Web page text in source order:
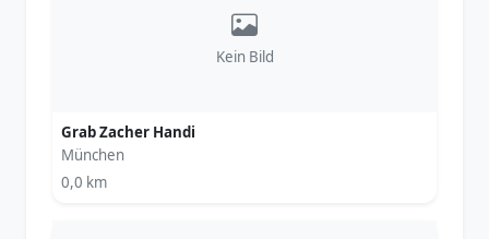
Kein Bild
Grab Zacher Handi
München
0,0 km